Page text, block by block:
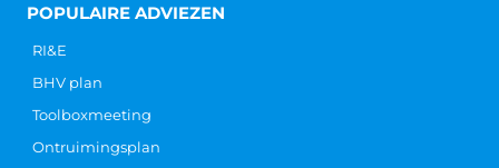
POPULAIRE ADVIEZEN
RI&E
BHV plan
Toolboxmeeting
Ontruimingsplan